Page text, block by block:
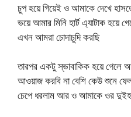
চুপ হয়ে গিয়েই ও আমাকে দেখে
ভয়ে আমার মিনি হার্ট এ্যাটাক হয়ে
এখন আমরা চোদাচুদি করছি
তারপর একটু স্ভাবাকিক হয়ে গেলে
আওয়াজ করবি না বেশি কেউ শুনে
চেপে ধরলাম আর ও আমাকে ওর